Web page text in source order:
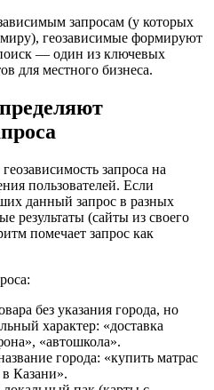
запросам (у которых
геозависимые формируют
— один из ключевых
для местного бизнеса.
запроса на
пользователей. Если
данный запрос в разных
результаты (сайты из своего
помечает запрос как
без указания города, но
характер: «доставка
«автошкола».
города: «купить матрас
Казани».